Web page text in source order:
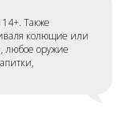
Также
колющие или
любое оружие